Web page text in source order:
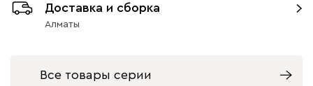
без доводчиков с доводчиками
без доводчиков с доводчиками
Доставка и сборка
Алматы
Все товары серии